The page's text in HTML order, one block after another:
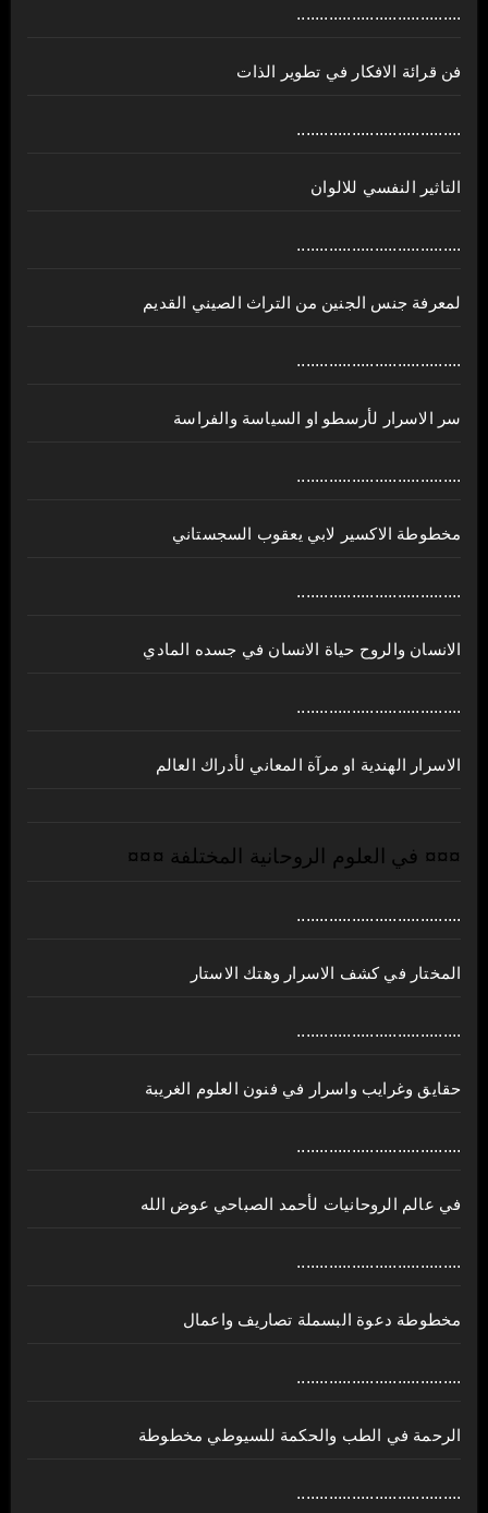
....................................
فن قرائة الافكار في تطوير الذات
....................................
التاثير النفسي للالوان
....................................
لمعرفة جنس الجنين من التراث الصيني القديم
....................................
سر الاسرار لأرسطو او السياسة والفراسة
....................................
مخطوطة الاكسير لابي يعقوب السجستاني
....................................
الانسان والروح حياة الانسان في جسده المادي
....................................
الاسرار الهندية او مرآة المعاني لأدراك العالم
¤¤¤ في العلوم الروحانية المختلفة ¤¤¤
....................................
المختار في كشف الاسرار وهتك الاستار
....................................
حقايق وغرايب واسرار في فنون العلوم الغريبة
....................................
في عالم الروحانيات لأحمد الصباحي عوض الله
....................................
مخطوطة دعوة البسملة تصاريف واعمال
....................................
الرحمة في الطب والحكمة للسيوطي مخطوطة
....................................